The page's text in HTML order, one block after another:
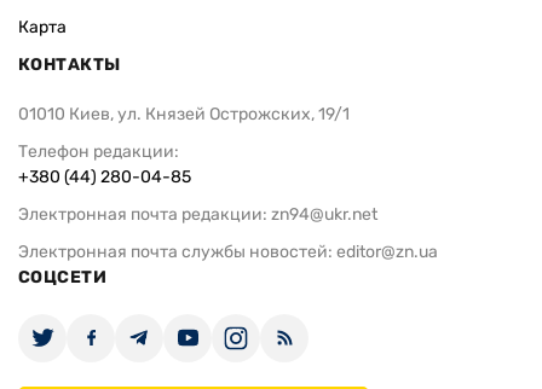
Карта
КОНТАКТЫ
01010 Киев, ул. Князей Острожских, 19/1
Телефон редакции:
+380 (44) 280-04-85
Электронная почта редакции: zn94@ukr.net
Электронная почта службы новостей: editor@zn.ua
СОЦСЕТИ